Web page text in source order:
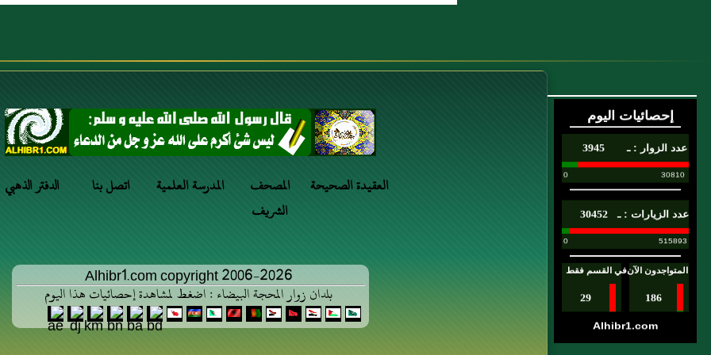
{وَأَضَلَّهُ اللَّهُ عَلَى عِلْمٍ}
10 : باب الإمام جنة يقاتل من ورائه ويتقي
به
الدفتر الذهبي اتصل بنا المدرسة العلمية
المصحف
الشريف
العقيدة الصحيحة
Alhibr1.com copyright 2006-2026
بلدان زوار المحجة البيضاء : اضغط لمشاهدة إحصائيات هذا اليوم